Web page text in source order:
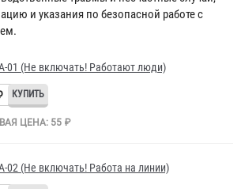
и указания по безопасной работе с
01 (Не включать! Работают люди)
ЦЕНА: 55 ₽
02 (Не включать! Работа на линии)